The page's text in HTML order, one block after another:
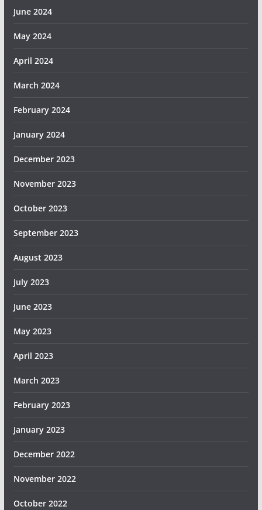
June 2024
May 2024
April 2024
March 2024
February 2024
January 2024
December 2023
November 2023
October 2023
September 2023
August 2023
July 2023
June 2023
May 2023
April 2023
March 2023
February 2023
January 2023
December 2022
November 2022
October 2022